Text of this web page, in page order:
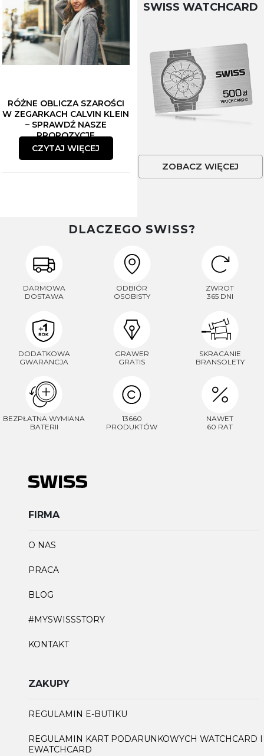
RÓŻNE OBLICZA SZAROŚCI
W ZEGARKACH CALVIN KLEIN
– SPRAWDŹ NASZE
PROPOZYCJE
CZYTAJ WIĘCEJ
SWISS WATCHCARD
ZOBACZ WIĘCEJ
DLACZEGO SWISS?
DARMOWA
DOSTAWA
ODBIÓR
OSOBISTY
ZWROT
365 DNI
DODATKOWA
GWARANCJA
GRAWER
GRATIS
SKRACANIE
BRANSOLETY
BEZPŁATNA WYMIANA
BATERII
13660
PRODUKTÓW
NAWET
60 RAT
FIRMA
O NAS
PRACA
BLOG
#MYSWISSSTORY
KONTAKT
ZAKUPY
REGULAMIN E-BUTIKU
REGULAMIN KART PODARUNKOWYCH WATCHCARD I
EWATCHCARD